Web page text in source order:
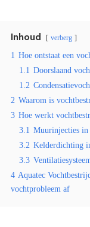
Inhoud verberg
1 Hoe ontstaat een
1.1 Doorslaand
1.2
2 Waarom is
3 Hoe werkt
3.1 Muurinjecties in
3.2 Kelderdichting
3.3
4 Aquatec
vochtprobleem af